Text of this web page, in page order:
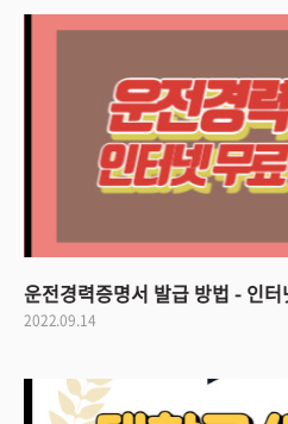
운전경력증명서 발급 방법 - 인
2022.09.14